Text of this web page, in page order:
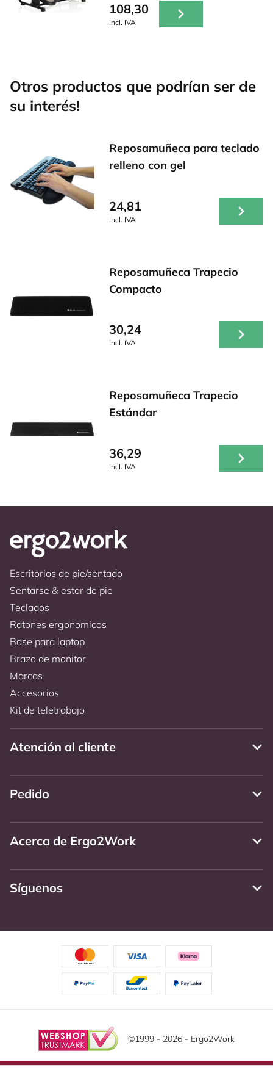
108,30
Incl. IVA
Otros productos que podrían ser de
su interés!
Reposamuñeca para teclado
relleno con gel
24,81
Incl. IVA
Reposamuñeca Trapecio
Compacto
30,24
Incl. IVA
Reposamuñeca Trapecio
Estándar
36,29
Incl. IVA
Escritorios de pie/sentado
Sentarse & estar de pie
Teclados
Ratones ergonomicos
Base para laptop
Brazo de monitor
Marcas
Accesorios
Kit de teletrabajo
Atención al cliente
Pedido
Acerca de Ergo2Work
Síguenos
©1999 - 2026 - Ergo2Work